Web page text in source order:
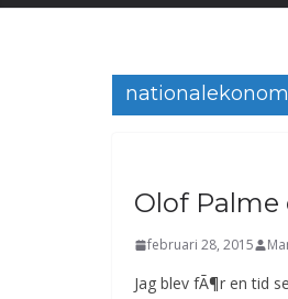
Olof
februari 28, 2015
Jag blev fÃ¶r en tid